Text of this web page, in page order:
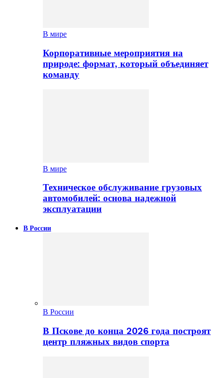
В мире
Корпоративные мероприятия на
природе: формат, который объединяет
команду
В мире
Техническое обслуживание грузовых
автомобилей: основа надежной
эксплуатации
В России
В России
В Пскове до конца 2026 года построят
центр пляжных видов спорта